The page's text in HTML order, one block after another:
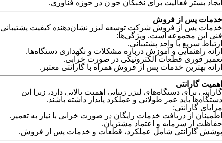
ایجاد بستر فعالیت برای نخبگان جوان در حوزه فناوری.
خدمات پس از فروش
خدمات پس از فروش شرکت توسعه لیزر نشان‌دهنده کیفیت پشتیبانی
فنی این مجموعه است. ویژگی‌ها:
ارتباط سریع با واحد پشتیبانی.
ارائه راهنمایی و آموزش درباره مشکلات و نگهداری دستگاه‌ها.
تعمیر فوری قطعات الکترونیکی در صورت خرابی.
ارائه بهترین خدمات پس از فروش همراه با گارانتی معتبر.
اهمیت گارانتی
گارانتی برای دستگاه‌های لیزر زیبایی اهمیت بالایی دارد، زیرا این
دستگاه‌ها باید عمر طولانی و عملکرد پایدار داشته باشند.
مزایای گارانتی:
اطمینان از دریافت خدمات رایگان در صورت خرابی یا نیاز به تعمیر.
حفاظت از سرمایه و اعتماد مشتریان.
پوشش گارانتی شامل عملکرد، قطعات و خدمات پس از فروش.